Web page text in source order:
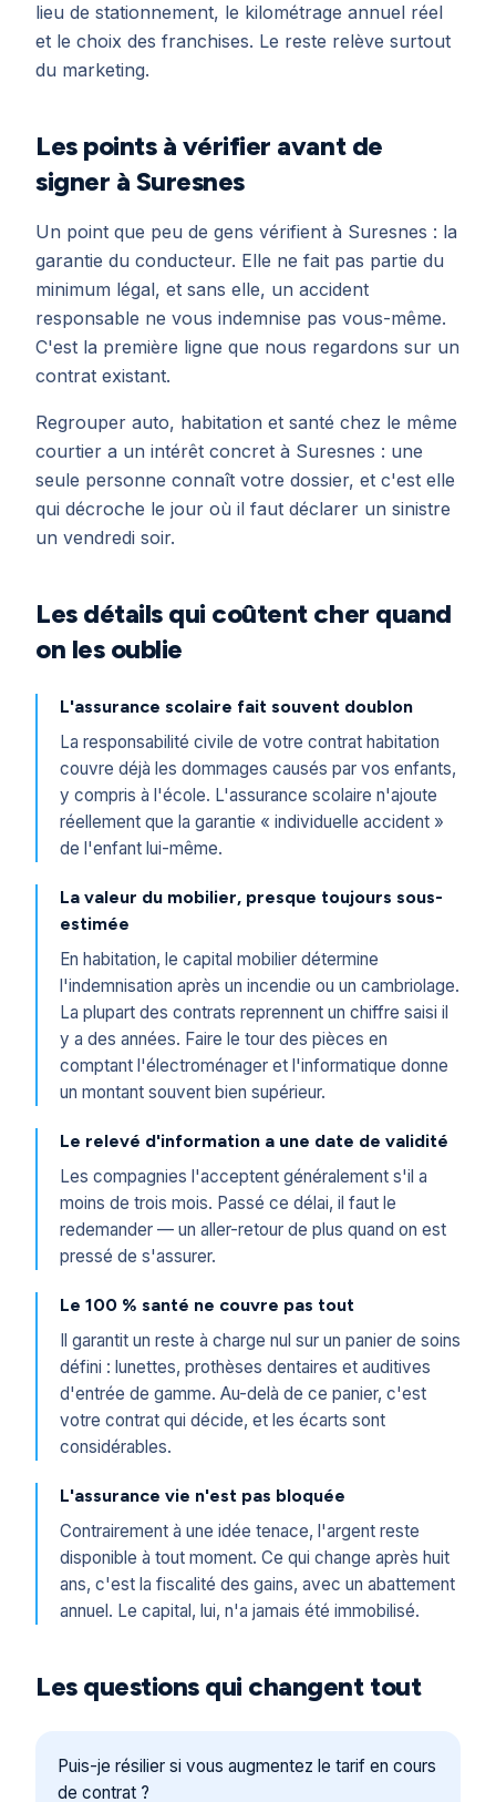
lieu de stationnement, le kilométrage annuel réel
et le choix des franchises. Le reste relève surtout
du marketing.
Les points à vérifier avant de
signer à Suresnes
Un point que peu de gens vérifient à Suresnes : la
garantie du conducteur. Elle ne fait pas partie du
minimum légal, et sans elle, un accident
responsable ne vous indemnise pas vous-même.
C'est la première ligne que nous regardons sur un
contrat existant.
Regrouper auto, habitation et santé chez le même
courtier a un intérêt concret à Suresnes : une
seule personne connaît votre dossier, et c'est elle
qui décroche le jour où il faut déclarer un sinistre
un vendredi soir.
Les détails qui coûtent cher quand
on les oublie
L'assurance scolaire fait souvent doublon
La responsabilité civile de votre contrat habitation
couvre déjà les dommages causés par vos enfants,
y compris à l'école. L'assurance scolaire n'ajoute
réellement que la garantie « individuelle accident »
de l'enfant lui-même.
La valeur du mobilier, presque toujours sous-
estimée
En habitation, le capital mobilier détermine
l'indemnisation après un incendie ou un cambriolage.
La plupart des contrats reprennent un chiffre saisi il
y a des années. Faire le tour des pièces en
comptant l'électroménager et l'informatique donne
un montant souvent bien supérieur.
Le relevé d'information a une date de validité
Les compagnies l'acceptent généralement s'il a
moins de trois mois. Passé ce délai, il faut le
redemander — un aller-retour de plus quand on est
pressé de s'assurer.
Le 100 % santé ne couvre pas tout
Il garantit un reste à charge nul sur un panier de soins
défini : lunettes, prothèses dentaires et auditives
d'entrée de gamme. Au-delà de ce panier, c'est
votre contrat qui décide, et les écarts sont
considérables.
L'assurance vie n'est pas bloquée
Contrairement à une idée tenace, l'argent reste
disponible à tout moment. Ce qui change après huit
ans, c'est la fiscalité des gains, avec un abattement
annuel. Le capital, lui, n'a jamais été immobilisé.
Les questions qui changent tout
Puis-je résilier si vous augmentez le tarif en cours
de contrat ?